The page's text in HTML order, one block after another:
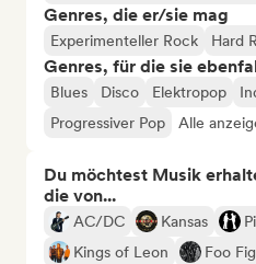
Genres, die er/sie mag
Experimenteller Rock Hard
Genres, für die sie
Blues Disco Elektropop
Progressiver Pop
Alle
Du möchtest Musik
die von...
AC/DC Kansas
Kings of Leon
Foo